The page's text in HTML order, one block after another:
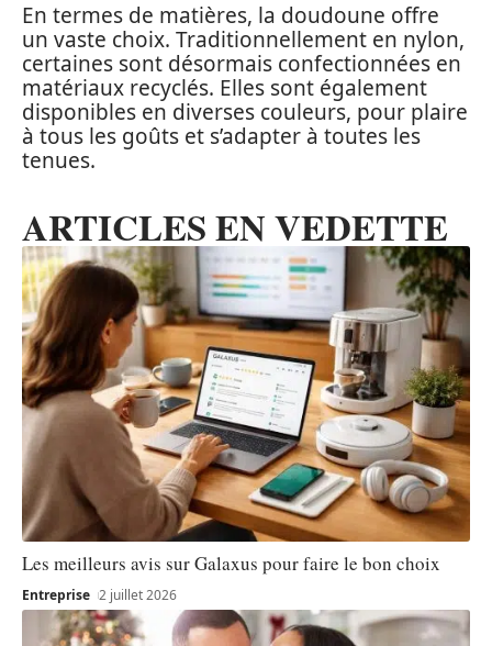
En termes de matières, la doudoune offre
un vaste choix. Traditionnellement en nylon,
certaines sont désormais confectionnées en
matériaux recyclés. Elles sont également
disponibles en diverses couleurs, pour plaire
à tous les goûts et s’adapter à toutes les
tenues.
ARTICLES EN VEDETTE
Les meilleurs avis sur Galaxus pour faire le bon choix
Entreprise 2 juillet 2026